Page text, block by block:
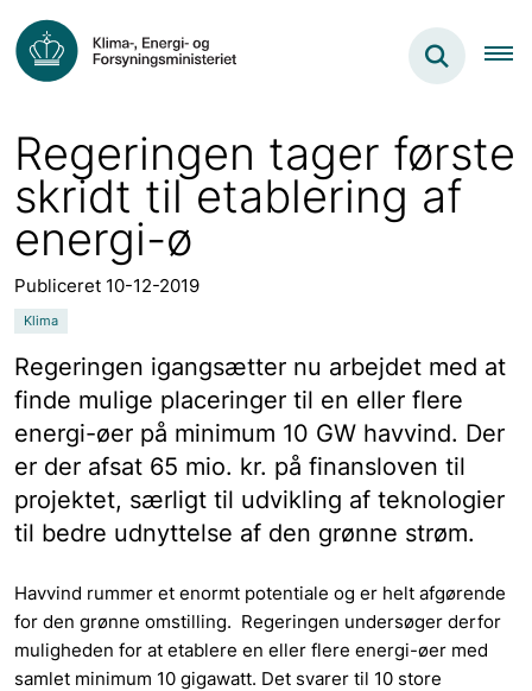
Regeringen tager første
skridt til etablering af
energi-ø
Publiceret 10-12-2019
Klima
Regeringen igangsætter nu arbejdet med at
finde mulige placeringer til en eller flere
energi-øer på minimum 10 GW havvind. Der
er der afsat 65 mio. kr. på finansloven til
projektet, særligt til udvikling af teknologier
til bedre udnyttelse af den grønne strøm.
Havvind rummer et enormt potentiale og er helt afgørende
for den grønne omstilling. Regeringen undersøger derfor
muligheden for at etablere en eller flere energi-øer med
samlet minimum 10 gigawatt. Det svarer til 10 store